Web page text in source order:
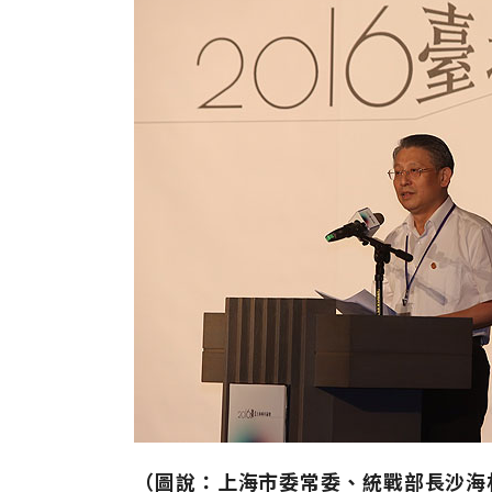
（圖說：上海市委常委、統戰部長沙